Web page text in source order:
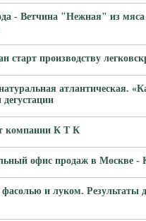
- Ветчина "Нежная" из мяса
старт производству
атлантическая.
дегустации
компании К Т К
офис продаж в Москве -
фасолью и луком. Результаты